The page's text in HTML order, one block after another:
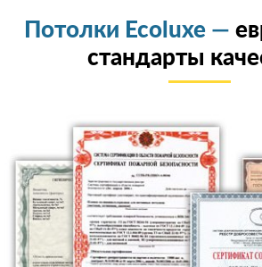
Потолки Ecoluxe —
стандарты